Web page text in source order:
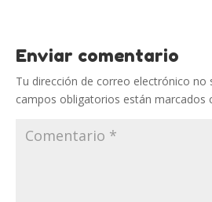
Enviar comentario
Tu dirección de correo electrónico no
campos obligatorios están marcados